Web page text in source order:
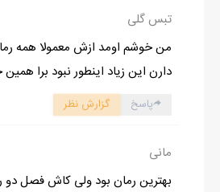
دادی زدو دمش رو گذاشت رو کولش و
ببرم پولدارهای بی خاصیت (قصد
دوستای گلم) بعد یه ساعت بساط رو جمع
رفتیم. توراه بودیم یه دختر کوچولو و ناز
باهم خوشحال قدم می زدند دروغ چرا؟
به بچه ها نگاهی انداختم، حال اون
شوخی بهشون گفتم:
تبس گلی
من خوشم اومد ازش معمولا همه
دارن این زیاد اینطور نبود برا
پاسخ گزارش نظر
مانی
بهترین رمان بود ولی کاش فصل دو